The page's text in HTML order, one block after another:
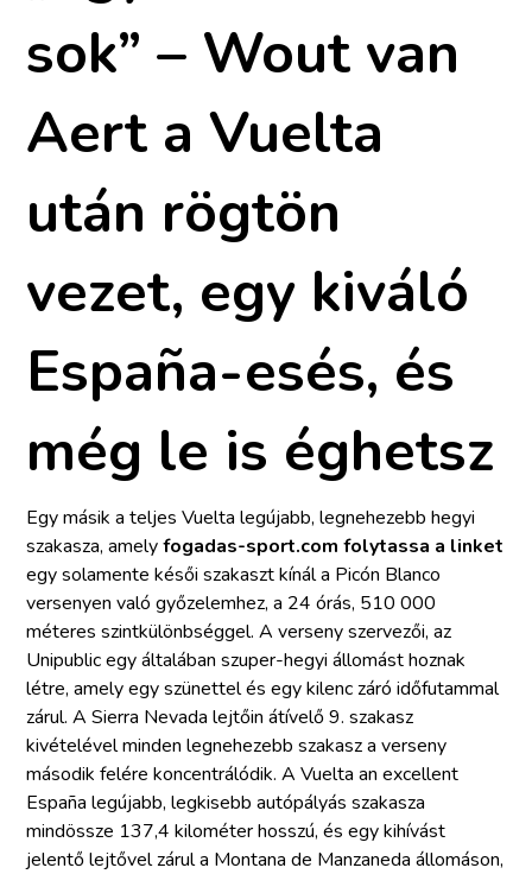
sok” – Wout van
Aert a Vuelta
után rögtön
vezet, egy kiváló
España-esés, és
még le is éghetsz
Egy másik a teljes Vuelta legújabb, legnehezebb hegyi
szakasza, amelyfogadas-sport.com folytassa a linket
egy solamente késői szakaszt kínál a Picón Blanco
versenyen való győzelemhez, a 24 órás, 510 000
méteres szintkülönbséggel. A verseny szervezői, az
Unipublic egy általában szuper-hegyi állomást hoznak
létre, amely egy szünettel és egy kilenc záró időfutammal
zárul. A Sierra Nevada lejtőin átívelő 9. szakasz
kivételével minden legnehezebb szakasz a verseny
második felére koncentrálódik. A Vuelta an excellent
España legújabb, legkisebb autópályás szakasza
mindössze 137,4 kilométer hosszú, és egy kihívást
jelentő lejtővel zárul a Montana de Manzaneda állomáson,